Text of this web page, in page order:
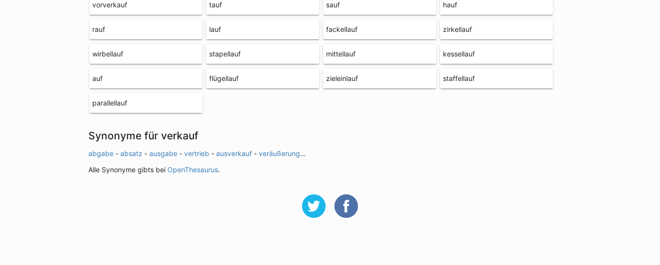
vorverkauf tauf sauf hauf
rauf lauf fackellauf zirkellauf
wirbellauf stapellauf mittellauf kessellauf
auf flügellauf zieleinlauf staffellauf
parallellauf
Synonyme für verkauf
abgabe - absatz - ausgabe - vertrieb - ausverkauf - veräußerung...
Alle Synonyme gibts bei OpenThesaurus.